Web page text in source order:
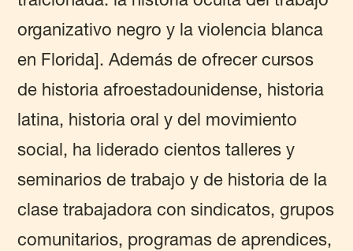
organizativo negro y la violencia blanca
en Florida]. Además de ofrecer cursos
de historia afroestadounidense, historia
latina, historia oral y del movimiento
social, ha liderado cientos talleres y
seminarios de trabajo y de historia de la
clase trabajadora con sindicatos, grupos
comunitarios, programas de aprendices,